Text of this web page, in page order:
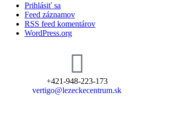
Prihlásiť sa
Feed záznamov
RSS feed komentárov
WordPress.org
+421-948-223-173
vertigo@lezeckecentrum.sk